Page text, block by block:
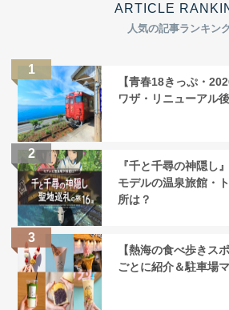
ARTICLE
人気の記事ランキン
【青春18きっぷ・
ワザ・リニューアル
『千と千尋の神隠し
モデルの温泉旅館・
所は？
【熱海の食べ歩きス
ごとに紹介＆駐車場